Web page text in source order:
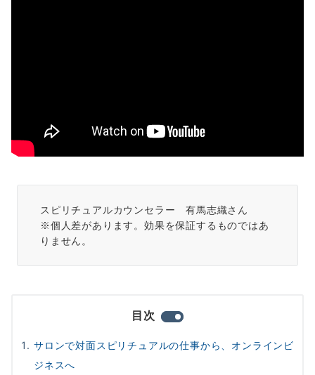
スピリチュアルカウンセラー　有馬志織さん
※個人差があります。効果を保証するものではあ
りません。
目次
サロンで対面スピリチュアルの仕事から、オンラインビ
ジネスへ